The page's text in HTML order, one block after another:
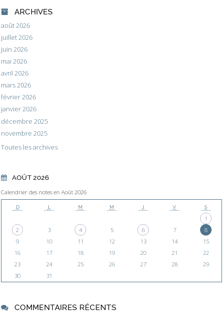
ARCHIVES
août 2026
juillet 2026
juin 2026
mai 2026
avril 2026
mars 2026
février 2026
janvier 2026
décembre 2025
novembre 2025
Toutes les archives
AOÛT 2026
Calendrier des notes en Août 2026
D L M M J V S
1
2
3 4 5 6 7
8
9
10 11 12 13 14
15
16
17 18 19 20 21
22
23
24 25 26 27 28
29
30
31
COMMENTAIRES RÉCENTS